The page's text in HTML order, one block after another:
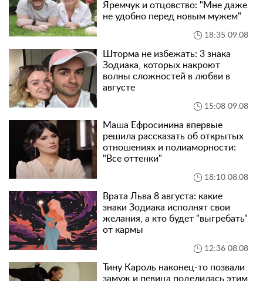
Яремчук и отцовство: "Мне даже
не удобно перед новым мужем"
18:35 09.08
Шторма не избежать: 3 знака
Зодиака, которых накроют
волны сложностей в любви в
августе
15:08 09.08
Маша Ефросинина впервые
решила рассказать об открытых
отношениях и полиаморности:
"Все оттенки"
18:10 08.08
Врата Льва 8 августа: какие
знаки Зодиака исполнят свои
желания, а кто будет "выгребать"
от кармы
12:36 08.08
Тину Кароль наконец-то позвали
замуж и певица поделилась этим